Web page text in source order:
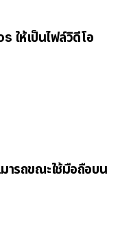
ให้เป็นไฟล์วิดีโอ
ารถขณะใช้มือถือบน